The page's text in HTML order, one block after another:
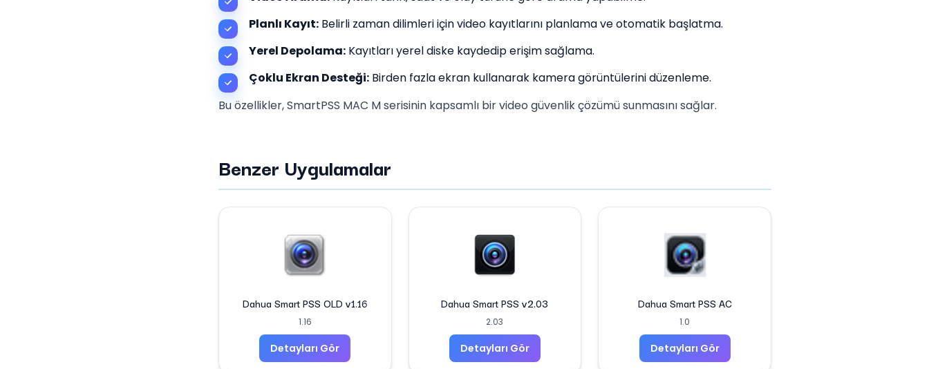
Planlı Kayıt: Belirli zaman dilimleri için video kayıtlarını planlama ve otomatik başlatma.
Yerel Depolama: Kayıtları yerel diske kaydedip erişim sağlama.
Çoklu Ekran Desteği: Birden fazla ekran kullanarak kamera görüntülerini düzenleme.
Bu özellikler, SmartPSS MAC M serisinin kapsamlı bir video güvenlik çözümü sunmasını sağlar.
Benzer Uygulamalar
Dahua Smart PSS OLD v1.16
1.16
Detayları Gör
Dahua Smart PSS v2.03
2.03
Detayları Gör
Dahua Smart PSS AC
1.0
Detayları Gör